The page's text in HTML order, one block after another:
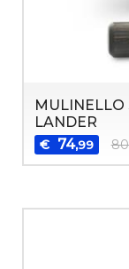
MULINELLO
LANDER
€ 74,99